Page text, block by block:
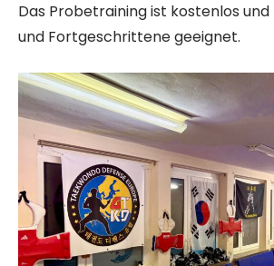
Das Probetraining ist kostenlos
und Fortgeschrittene geeignet.